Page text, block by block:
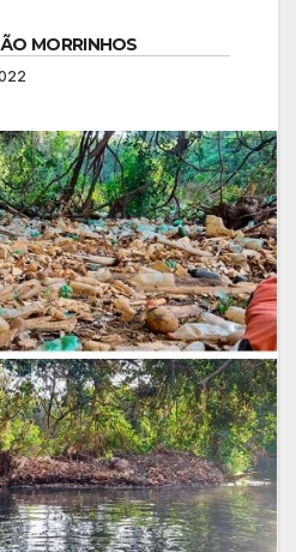
MORRINHOS